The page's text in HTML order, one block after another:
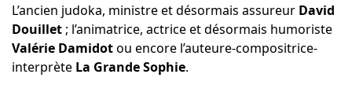
L’ancien judoka, ministre et désormais assureur David
Douillet; l’animatrice, actrice et désormais humoriste
Valérie Damidotou encore l’auteure-compositrice-
interprète La Grande Sophie.